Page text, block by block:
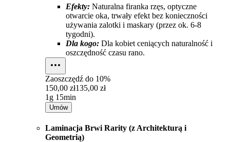
Efekty: Naturalna firanka rzęs, optyczne
otwarcie oka, trwały efekt bez konieczności
używania zalotki i maskary (przez ok. 6-8
tygodni).
Dla kogo: Dla kobiet ceniących naturalność i
oszczędność czasu rano.
Zaoszczędź do 10%
150,00 zł135,00 zł
1g 15min
Umów
Laminacja Brwi Rarity (z Architekturą i
Geometrią)